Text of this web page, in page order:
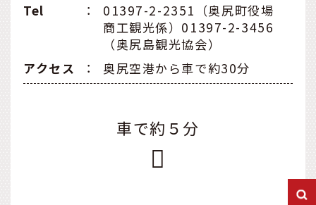
Tel
：
01397-2-2351（奥尻町役場
商工観光係）01397-2-3456
（奥尻島観光協会）
アクセス
： 奥尻空港から車で約30分
車で約５分